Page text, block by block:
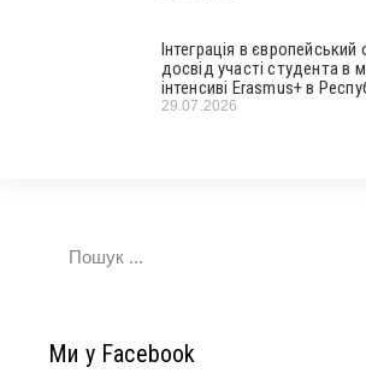
Інтеграція в європейський
досвід участі студента в
інтенсиві Erasmus+ в
29.07.2026
Ми у Facebook